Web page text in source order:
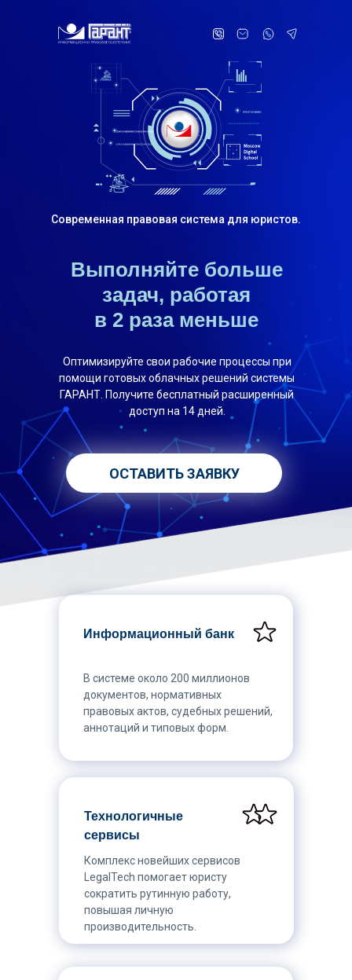
Современная правовая система для юристов.
Оптимизируйте свои рабочие процессы при
помощи готовых облачных решений системы
ГАРАНТ. Получите бесплатный расширенный
доступ на 14 дней.
Выполняйте больше
задач, работая
в 2 раза меньше
ОСТАВИТЬ ЗАЯВКУ
Технологичные
сервисы
Комплекс новейших сервисов
LegalTech помогает юристу
сократить рутинную работу,
повышая личную
производительность.
Информационный банк
В системе около 200 миллионов
документов, нормативных
правовых актов, судебных решений,
аннотаций и типовых форм.